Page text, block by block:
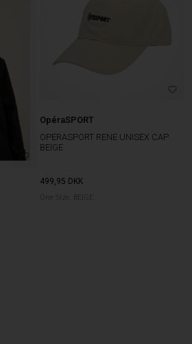
OpéraSPORT
OPERASPORT RENE UNISEX CAP
BEIGE
499,95 DKK
One Size, BEIGE